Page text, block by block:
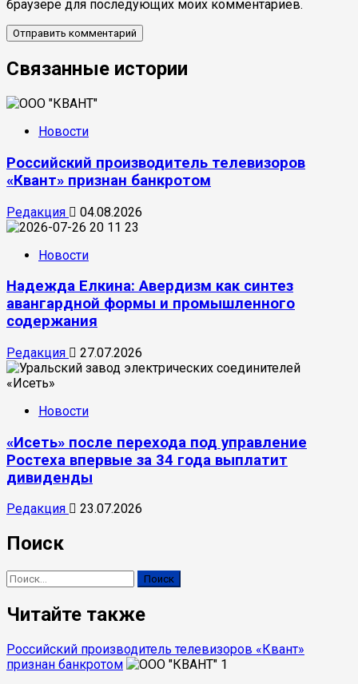
браузере для последующих моих комментариев.
Связанные истории
Новости
Российский производитель телевизоров
«Квант» признан банкротом
Редакция 04.08.2026
Новости
Надежда Елкина: Авердизм как синтез
авангардной формы и промышленного
содержания
Редакция 27.07.2026
Новости
«Исеть» после перехода под управление
Ростеха впервые за 34 года выплатит
дивиденды
Редакция 23.07.2026
Поиск
Найти:
Читайте также
Российский производитель телевизоров «Квант»
признан банкротом
1